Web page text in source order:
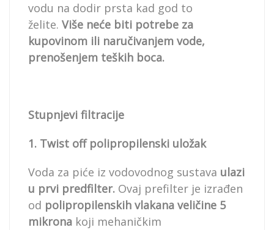
vodu na dodir prsta kad god to
želite. Više neće biti potrebe za
kupovinom ili naručivanjem vode,
prenošenjem teških boca.
Stupnjevi filtracije
1. Twist off polipropilenski uložak
Voda za piće iz vodovodnog sustava ulazi
u prvi predfilter. Ovaj prefilter je izrađen
od polipropilenskih vlakana veličine 5
mikrona koji mehaničkim